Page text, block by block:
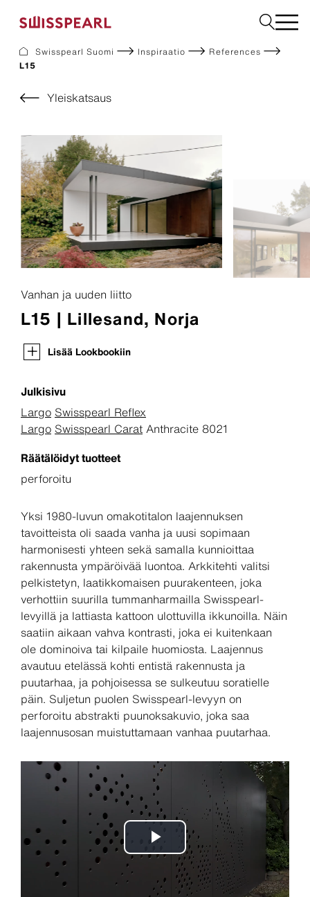
Meistä
Palvelut
Inspiraatio
Kestävä kehitys
Julkisivulevyt
Rakennuslevyt
Sisätilalevyt
Swisspearl Suomi Inspiraatio
References
L15
Yleiskatsaus
Vanhan ja uuden liitto
L15 | Lillesand, Norja
Lisää Lookbookiin
Julkisivu
Largo Swisspearl Reflex
Largo Swisspearl Carat Anthracite 8021
Räätälöidyt tuotteet
perforoitu
Yksi 1980-luvun omakotitalon laajennuksen
tavoitteista oli saada vanha ja uusi sopimaan
harmonisesti yhteen sekä samalla kunnioittaa
rakennusta ympäröivää luontoa. Arkkitehti valitsi
pelkistetyn, laatikkomaisen puurakenteen, joka
verhottiin suurilla tummanharmailla Swisspearl-
levyillä ja lattiasta kattoon ulottuvilla ikkunoilla. Näin
saatiin aikaan vahva kontrasti, joka ei kuitenkaan
ole dominoiva tai kilpaile huomiosta. Laajennus
avautuu etelässä kohti entistä rakennusta ja
puutarhaa, ja pohjoisessa se sulkeutuu soratielle
päin. Suljetun puolen Swisspearl-levyyn on
perforoitu abstrakti puunoksakuvio, joka saa
laajennusosan muistuttamaan vanhaa puutarhaa.
Play
Video